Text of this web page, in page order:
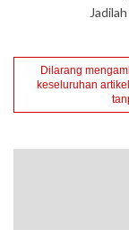
Dilarang
keseluruhan